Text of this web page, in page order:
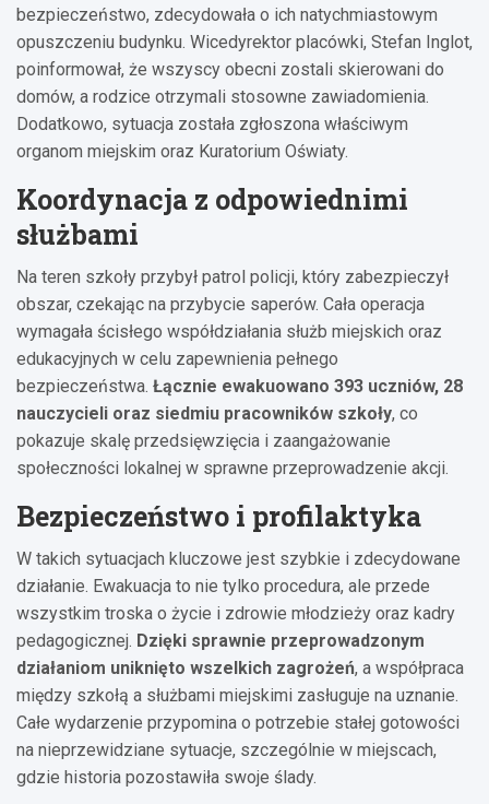
bezpieczeństwo, zdecydowała o ich natychmiastowym
opuszczeniu budynku. Wicedyrektor placówki, Stefan Inglot,
poinformował, że wszyscy obecni zostali skierowani do
domów, a rodzice otrzymali stosowne zawiadomienia.
Dodatkowo, sytuacja została zgłoszona właściwym
organom miejskim oraz Kuratorium Oświaty.
Koordynacja z odpowiednimi
służbami
Na teren szkoły przybył patrol policji, który zabezpieczył
obszar, czekając na przybycie saperów. Cała operacja
wymagała ścisłego współdziałania służb miejskich oraz
edukacyjnych w celu zapewnienia pełnego
bezpieczeństwa. Łącznie ewakuowano 393 uczniów, 28
nauczycieli oraz siedmiu pracowników szkoły, co
pokazuje skalę przedsięwzięcia i zaangażowanie
społeczności lokalnej w sprawne przeprowadzenie akcji.
Bezpieczeństwo i profilaktyka
W takich sytuacjach kluczowe jest szybkie i zdecydowane
działanie. Ewakuacja to nie tylko procedura, ale przede
wszystkim troska o życie i zdrowie młodzieży oraz kadry
pedagogicznej. Dzięki sprawnie przeprowadzonym
działaniom uniknięto wszelkich zagrożeń, a współpraca
między szkołą a służbami miejskimi zasługuje na uznanie.
Całe wydarzenie przypomina o potrzebie stałej gotowości
na nieprzewidziane sytuacje, szczególnie w miejscach,
gdzie historia pozostawiła swoje ślady.